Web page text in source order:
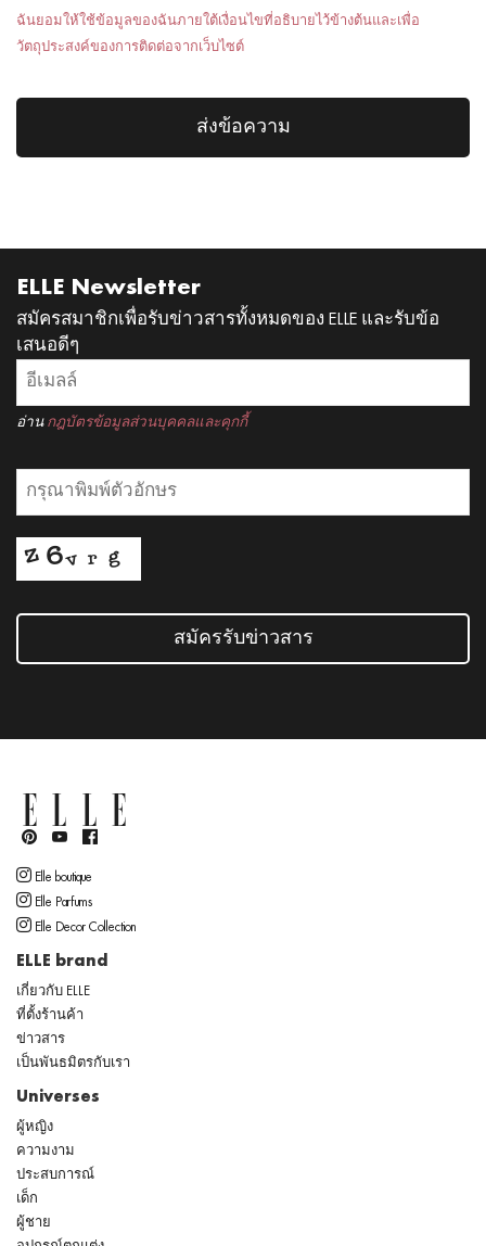
ฉันยอมให้ใช้ข้อมูลของฉันภายใต้เงื่อนไขที่อธิบายไว้ข้างต้นและเพื่อ
วัตถุประสงค์ของการติดต่อจากเว็บไซต์
ส่งข้อความ
ELLE Newsletter
สมัครสมาชิกเพื่อรับข่าวสารทั้งหมดของ ELLE และรับข้อ
เสนอดีๆ
อ่าน กฎบัตรข้อมูลส่วนบุคคลและคุกกี้
สมัครรับข่าวสาร
Elle boutique
Elle Parfums
Elle Decor Collection
ELLE brand
เกี่ยวกับ ELLE
ที่ตั้งร้านค้า
ข่าวสาร
เป็นพันธมิตรกับเรา
Universes
ผู้หญิง
ความงาม
ประสบการณ์
เด็ก
ผู้ชาย